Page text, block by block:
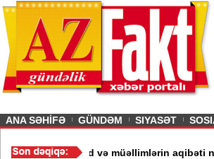
ANA SƏHİFƏ GÜNDƏM SIYASƏT
məktəb bağlandı - Şagird və müəllimlərin